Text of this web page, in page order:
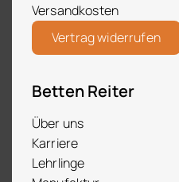
Versandkosten
Vertrag widerrufen
Betten Reiter
Über uns
Karriere
Lehrlinge